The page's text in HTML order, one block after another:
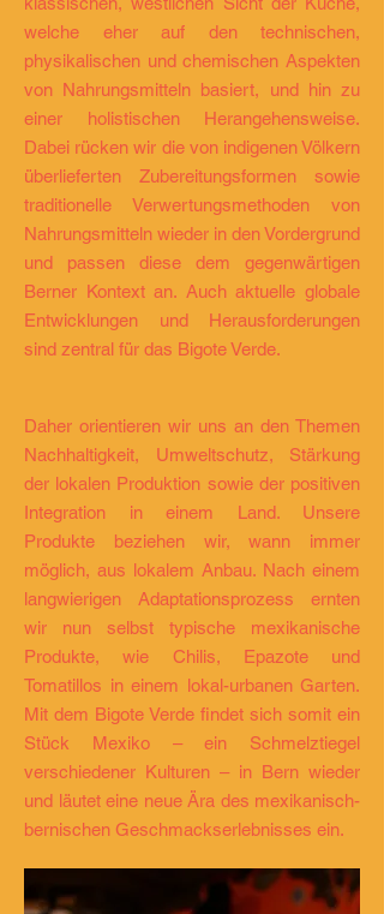
welche eher auf den technischen,
physikalischen und chemischen Aspekten
von Nahrungsmitteln basiert, und hin zu
einer holistischen Herangehensweise.
Dabei rücken wir die von indigenen Völkern
überlieferten Zubereitungsformen sowie
traditionelle Verwertungsmethoden von
Nahrungsmitteln wieder in den Vordergrund
und passen diese dem gegenwärtigen
Berner Kontext an. Auch aktuelle globale
Entwicklungen und Herausforderungen
sind zentral für das Bigote Verde.
Daher orientieren wir uns an den Themen
Nachhaltigkeit, Umweltschutz, Stärkung
der lokalen Produktion sowie der positiven
Integration in einem Land. Unsere
Produkte beziehen wir, wann immer
möglich, aus lokalem Anbau. Nach einem
langwierigen Adaptationsprozess ernten
wir nun selbst typische mexikanische
Produkte, wie Chilis, Epazote und
Tomatillos in einem lokal-urbanen Garten.
Mit dem Bigote Verde findet sich somit ein
Stück Mexiko – ein Schmelztiegel
verschiedener Kulturen – in Bern wieder
und läutet eine neue Ära des mexikanisch-
bernischen Geschmackserlebnisses ein.